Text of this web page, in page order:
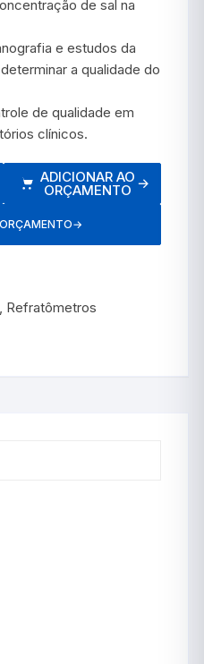
de sal na
e estudos da
a qualidade do
de qualidade em
clínicos.
ADICIONAR AO
ORÇAMENTO →
→
Refratômetros